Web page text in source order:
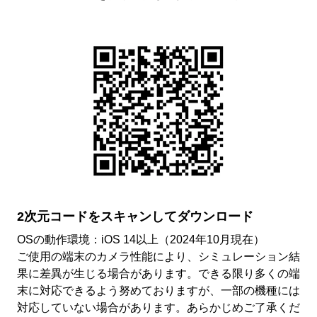
2次元コードをスキャンしてダウンロード​
OSの動作環境：iOS 14以上（2024年10月現在）
ご使用の端末のカメラ性能により、シミュレーション結
果に差異が生じる場合があります。できる限り多くの端
末に対応できるよう努めておりますが、一部の機種には
対応していない場合があります。あらかじめご了承くだ